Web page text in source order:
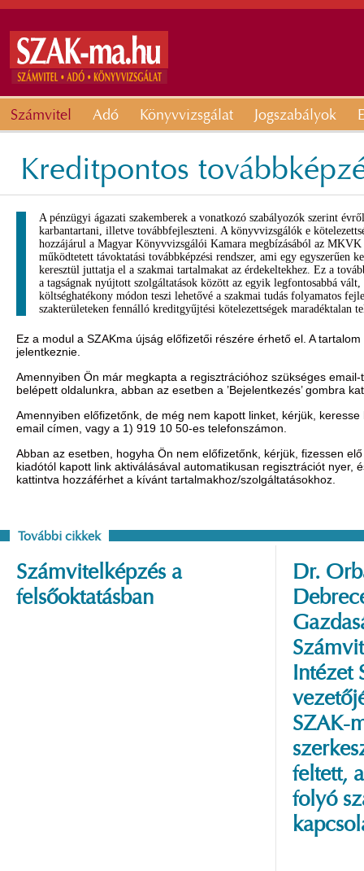
Számvitel Adó Könyvvizsgálat Jogszabályok
Kreditpontos
A pénzügyi ágazati szakemberek a vonatkozó szabályozók szerint
karbantartani, illetve továbbfejleszteni. A könyvvizsgálók e
hozzájárul a Magyar Könyvvizsgálói Kamara megbízásából az
működtetett távoktatási továbbképzési rendszer, ami egy egyszerűen
keresztül juttatja el a szakmai tartalmakat az érdekeltekhez. Ez a
a tagságnak nyújtott szolgáltatások között az egyik legfontosabbá vált,
költséghatékony módon teszi lehetővé a szakmai tudás folyamatos
szakterületeken fennálló kreditgyűjtési kötelezettségek maradéktalan
Ez a modul a SZAKma újság előfizetői részére érhető el. A
jelentkeznie.
Amennyiben Ön már megkapta a regisztrációhoz szükséges
belépett oldalunkra, abban az esetben a ’Bejelentkezés’ gombra
Amennyiben előfizetőnk, de még nem kapott linket, kérjük,
email címen, vagy a 1) 919 10 50-es telefonszámon.
Abban az esetben, hogyha Ön nem előfizetőnk, kérjük, fizessen
kiadótól kapott link aktiválásával automatikusan regisztrációt nyer,
kattintva hozzáférhet a kívánt tartalmakhoz/szolgáltatásokhoz.
További cikkek
Számvitelképzés a
felsőoktatásban
Dr.
Intézet
SZAK-
feltett,
folyó